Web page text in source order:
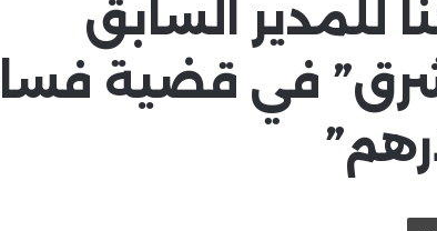
للمدير السابق
في قضية
اطبعها